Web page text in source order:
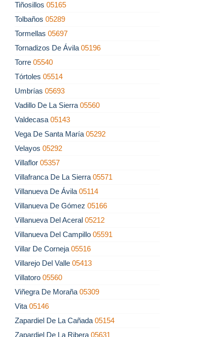
Tiñosillos 05165
Tolbaños 05289
Tormellas 05697
Tornadizos De Ávila 05196
Torre 05540
Tórtoles 05514
Umbrías 05693
Vadillo De La Sierra 05560
Valdecasa 05143
Vega De Santa María 05292
Velayos 05292
Villaflor 05357
Villafranca De La Sierra 05571
Villanueva De Ávila 05114
Villanueva De Gómez 05166
Villanueva Del Aceral 05212
Villanueva Del Campillo 05591
Villar De Corneja 05516
Villarejo Del Valle 05413
Villatoro 05560
Viñegra De Moraña 05309
Vita 05146
Zapardiel De La Cañada 05154
Zapardiel De La Ribera 05631